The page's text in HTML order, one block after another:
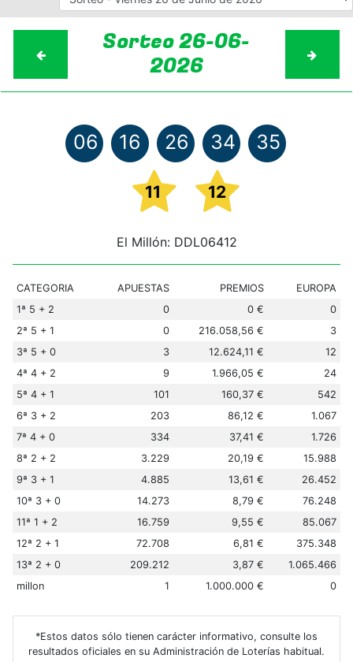
Sorteo 26-06-
2026
06 16 26 34 35
11 12
El Millón: DDL06412
CATEGORIA APUESTAS PREMIOS
EUROPA
1ª 5 + 2
0 0 €
0
2ª 5 + 1
0 216.058,56 €
3
3ª 5 + 0
3 12.624,11 €
12
4ª 4 + 2
9 1.966,05 €
24
5ª 4 + 1
101 160,37 €
542
6ª 3 + 2
203 86,12 €
1.067
7ª 4 + 0
334 37,41 €
1.726
8ª 2 + 2
3.229 20,19 €
15.988
9ª 3 + 1
4.885 13,61 €
26.452
10ª 3 + 0
14.273 8,79 €
76.248
11ª 1 + 2
16.759 9,55 €
85.067
12ª 2 + 1
72.708 6,81 €
375.348
13ª 2 + 0
209.212 3,87 €
1.065.466
millon
1 1.000.000 € 0
*Estos datos sólo tienen carácter informativo, consulte los
resultados oficiales en su Administración de Loterías habitual.